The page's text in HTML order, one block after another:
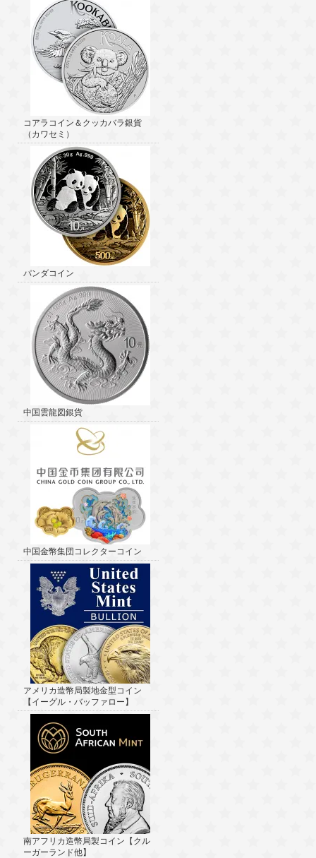
コアラコイン＆クッカバラ銀貨
（カワセミ）
パンダコイン
中国雲龍図銀貨
中国金幣集団コレクターコイン
アメリカ造幣局製地金型コイン
【イーグル・バッファロー】
南アフリカ造幣局製コイン【クル
ーガーランド他】